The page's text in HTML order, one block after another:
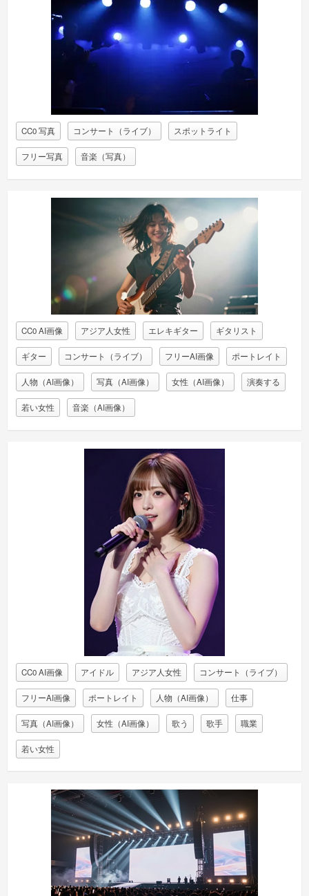
CC0 写真 コンサート（ライブ） スポットライト
フリー写真 音楽（写真）
CC0 AI画像 アジア人女性 エレキギター ギタリスト
ギター コンサート（ライブ） フリーAI画像 ポートレイト
人物（AI画像） 写真（AI画像） 女性（AI画像） 演奏する
若い女性 音楽（AI画像）
CC0 AI画像 アイドル アジア人女性 コンサート（ライブ）
フリーAI画像 ポートレイト 人物（AI画像） 仕事
写真（AI画像） 女性（AI画像） 歌う 歌手 職業
若い女性